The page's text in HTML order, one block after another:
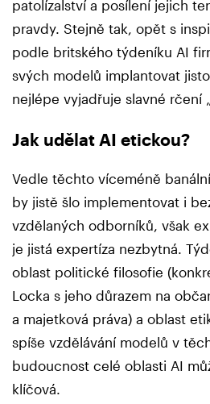
patolízalství a posílení jejich
pravdy. Stejně tak, opět s
podle britského týdeníku AI
svých modelů implantovat
nejlépe vyjadřuje slavné rčení
Jak udělat AI etickou?
Vedle těchto víceméně
by jistě šlo implementovat i
vzdělaných odborníků, však
je jistá expertíza nezbytná.
oblast politické filosofie
Locka s jeho důrazem na
a majetková práva) a oblast
spíše vzdělávání modelů v
budoucnost celé oblasti AI
klíčová.